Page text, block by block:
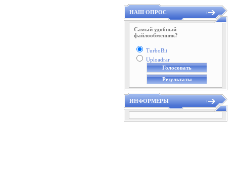
НАШ ОПРОС
Самый удобный
файлообменник?
TurboBit
Uploadrar
ИНФОРМЕРЫ